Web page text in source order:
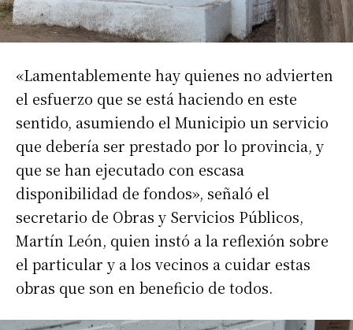
«Lamentablemente hay quienes no advierten
el esfuerzo que se está haciendo en este
sentido, asumiendo el Municipio un servicio
que debería ser prestado por lo provincia, y
que se han ejecutado con escasa
disponibilidad de fondos», señaló el
secretario de Obras y Servicios Públicos,
Martín León, quien instó a la reflexión sobre
el particular y a los vecinos a cuidar estas
obras que son en beneficio de todos.